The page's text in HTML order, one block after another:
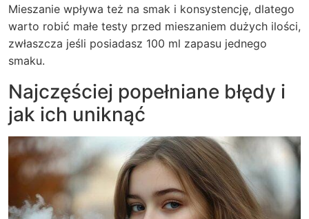
Mieszanie wpływa też na smak i konsystencję, dlatego
warto robić małe testy przed mieszaniem dużych ilości,
zwłaszcza jeśli posiadasz 100 ml zapasu jednego
smaku.
Najczęściej popełniane błędy i
jak ich uniknąć